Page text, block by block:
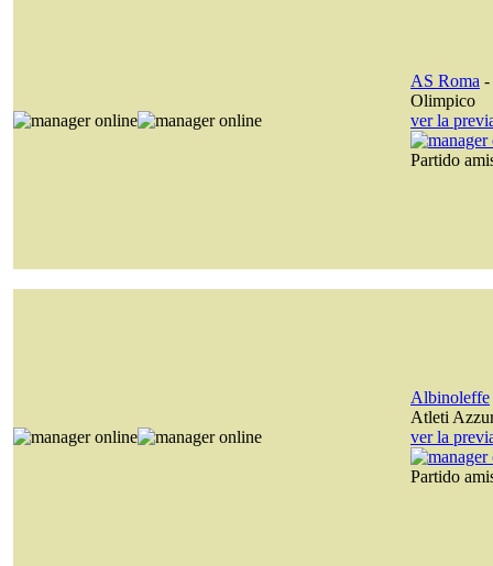
AS Roma -
Olimpico
ver la
Partido
Albinoleffe
Atleti
ver la
Partido